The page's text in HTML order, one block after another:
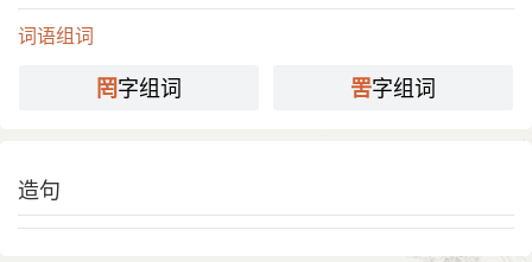
词语组词
罔字组词 罟字组词
造句